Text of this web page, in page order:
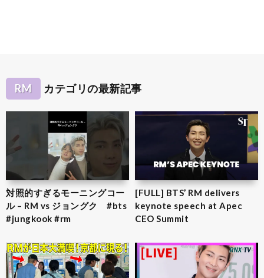
RM カテゴリの最新記事
対照的すぎるモーニングコー
ル – RM vs ジョングク #bts
#jungkook #rm
[FULL] BTS’ RM delivers
keynote speech at Apec
CEO Summit